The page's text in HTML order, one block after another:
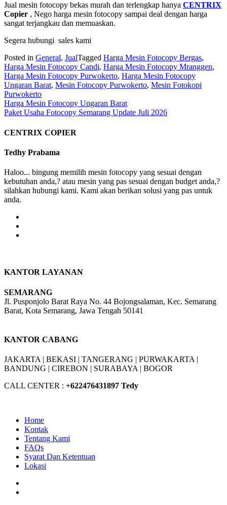
Jual mesin fotocopy bekas murah dan terlengkap hanya CENTRIX
Copier , Nego harga mesin fotocopy sampai deal dengan harga
sangat terjangkau dan memuaskan.
Segera hubungi sales kami
Posted in General, JualTagged Harga Mesin Fotocopy Bergas,
Harga Mesin Fotocopy Candi, Harga Mesin Fotocopy Mranggen,
Harga Mesin Fotocopy Purwokerto, Harga Mesin Fotocopy
Ungaran Barat, Mesin Fotocopy Purwokerto, Mesin Fotokopi
Purwokerto
Post
navigation
Harga Mesin Fotocopy Ungaran Barat
Paket Usaha Fotocopy Semarang Update Juli 2026
CENTRIX COPIER
Tedhy Prabama
Haloo... bingung memilih mesin fotocopy yang sesuai dengan
kebutuhan anda,? atau mesin yang pas sesuai dengan budget anda,?
silahkan hubungi kami. Kami akan berikan solusi yang pas untuk
anda.
KANTOR LAYANAN
SEMARANG
Jl. Pusponjolo Barat Raya No. 44 Bojongsalaman, Kec. Semarang
Barat, Kota Semarang, Jawa Tengah 50141
KANTOR CABANG
JAKARTA | BEKASI | TANGERANG | PURWAKARTA |
BANDUNG | CIREBON | SURABAYA | BOGOR
CALL CENTER : +622476431897 Tedy
Home
Kontak
Tentang Kami
FAQs
Syarat Dan Ketentuan
Lokasi